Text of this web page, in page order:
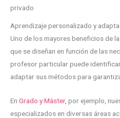
privado
Aprendizaje personalizado y
Uno de los mayores beneficios de
que se diseñan en función de las
profesor particular puede
adaptar sus métodos para
En Grado y Máster, por ejemplo,
especializados en diversas áreas